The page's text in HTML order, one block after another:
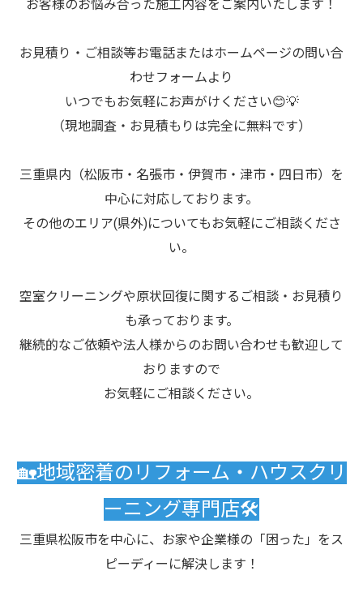
お客様のお悩み合った施工内容をご案内いたします！
お見積り・ご相談等お電話またはホームページの問い合
わせフォームより
いつでもお気軽にお声がけください😊💡
（現地調査・お見積もりは完全に無料です）
三重県内（松阪市・名張市・伊賀市・津市・四日市）を
中心に対応しております。
その他のエリア(県外)についてもお気軽にご相談くださ
い。
空室クリーニングや原状回復に関するご相談・お見積り
も承っております。
継続的なご依頼や法人様からのお問い合わせも歓迎して
おりますので
お気軽にご相談ください。
🏡地域密着のリフォーム・ハウスクリ
ーニング専門店🛠️
三重県松阪市を中心に、お家や企業様の「困った」をス
ピーディーに解決します！